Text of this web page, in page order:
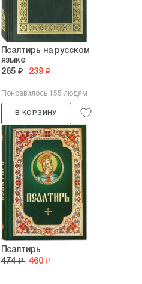
Псалтирь на русском
языке
265 ₽ 239 ₽
Понравилось 155 людям
В КОРЗИНУ
Псалтирь
474 ₽ 460 ₽